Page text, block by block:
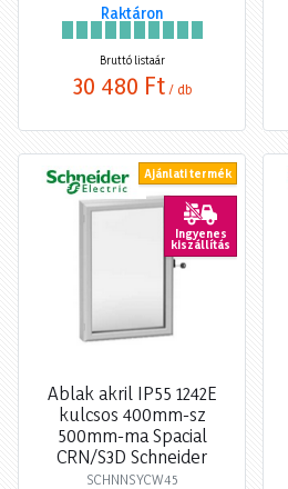
Raktáron
Bruttó listaár
30 480 Ft / db
Ajánlati termék
Ingyenes
kiszállítás
Ablak akril IP55 1242E
kulcsos 400mm-sz
500mm-ma Spacial
CRN/S3D Schneider
SCHNNSYCW45